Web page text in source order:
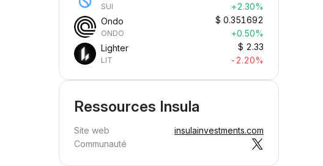
SUI
+2.30%
Ondo
ONDO
$ 0.351692
+0.50%
Lighter
LIT
$ 2.33
-2.20%
Ressources Insula
Site web
insulainvestments.com
Communauté